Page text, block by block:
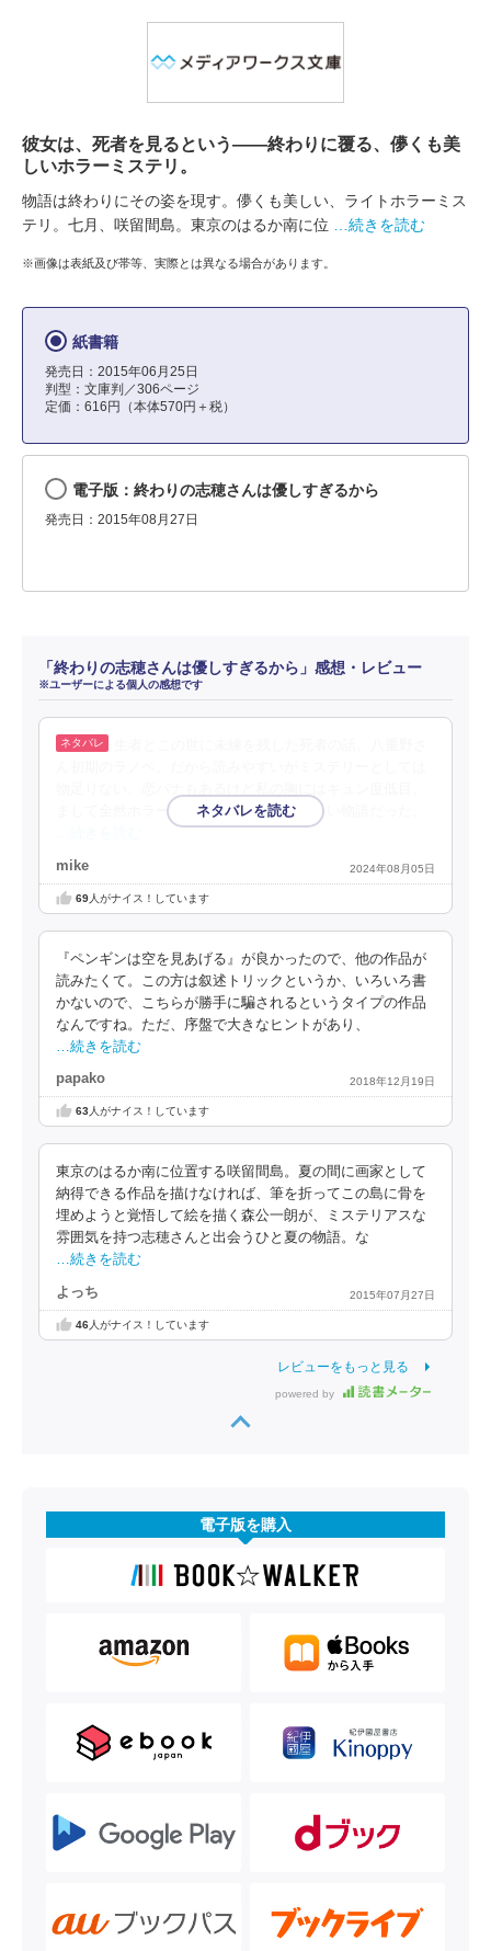
彼女は、死者を見るという――終わりに覆る、儚くも美
しいホラーミステリ。
物語は終わりにその姿を現す。儚くも美しい、ライトホラーミス
テリ。七月、咲留間島。東京のはるか南に位
…続きを読む
※画像は表紙及び帯等、実際とは異なる場合があります。
紙書籍
発売日：2015年06月25日
判型：文庫判／306ページ
定価：616円（本体570円＋税）
電子版：終わりの志穂さんは優しすぎるから
発売日：2015年08月27日
「終わりの志穂さんは優しすぎるから」感想・レビュー
※ユーザーによる個人の感想です
まして全然ホラーではない。ず〜っと優しい物語だった。
mike 2024年08月05日
69人がナイス！しています
『ペンギンは空を見あげる』が良かったので、他の作品が
読みたくて。この方は叙述トリックというか、いろいろ書
かないので、こちらが勝手に騙されるというタイプの作品
なんですね。ただ、序盤で大きなヒントがあり、
…続きを読む
papako 2018年12月19日
63人がナイス！しています
東京のはるか南に位置する咲留間島。夏の間に画家として
納得できる作品を描けなければ、筆を折ってこの島に骨を
埋めようと覚悟して絵を描く森公一朗が、ミステリアスな
雰囲気を持つ志穂さんと出会うひと夏の物語。な
…続きを読む
よっち 2015年07月27日
46人がナイス！しています
レビューをもっと見る
powered by
電子版を購入